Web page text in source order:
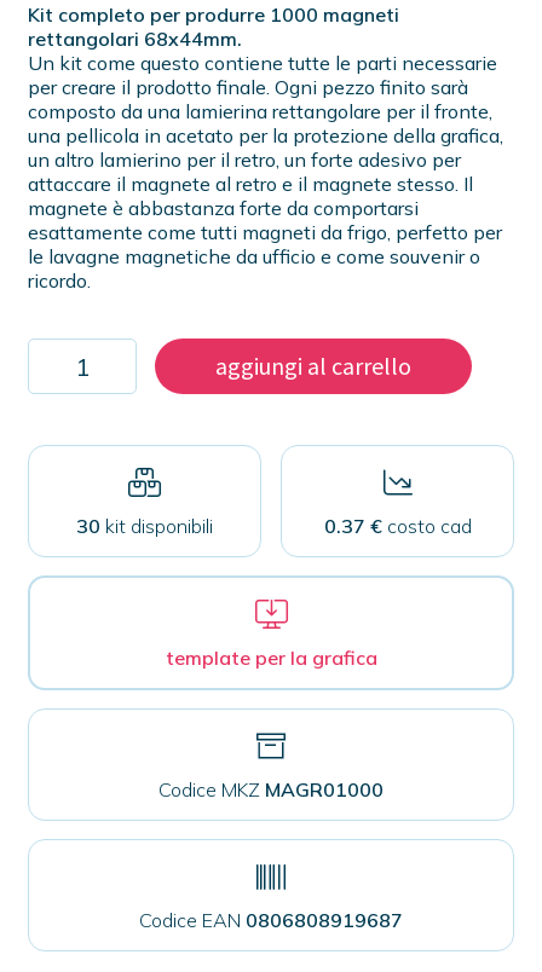
Kit completo per produrre 1000 magneti
rettangolari 68x44mm.
Un kit come questo contiene tutte le parti necessarie
per creare il prodotto finale. Ogni pezzo finito sarà
composto da una lamierina rettangolare per il fronte,
una pellicola in acetato per la protezione della grafica,
un altro lamierino per il retro, un forte adesivo per
attaccare il magnete al retro e il magnete stesso. Il
magnete è abbastanza forte da comportarsi
esattamente come tutti magneti da frigo, perfetto per
le lavagne magnetiche da ufficio e come souvenir o
ricordo.
Kit
magneti
68x44mm
aggiungi al carrello
30 kit disponibili 0.37 €costo cad
template per la grafica
Codice MKZ MAGR01000
Codice EAN 0806808919687